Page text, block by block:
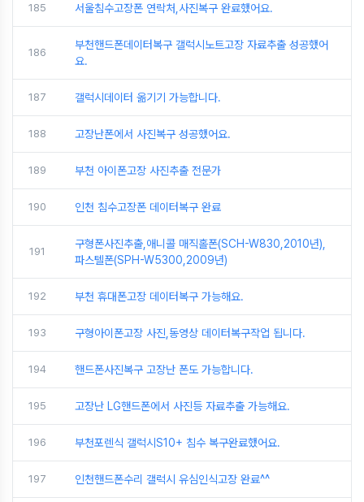
185 서울침수고장폰 연락처,사진복구 완료했어요.
186
부천핸드폰데이터복구 갤럭시노트고장 자료추출 성공했어
요.
187 갤럭시데이터 옮기기 가능합니다.
188 고장난폰에서 사진복구 성공했어요.
189 부천 아이폰고장 사진추출 전문가
190 인천 침수고장폰 데이터복구 완료
191
구형폰사진추출,애니콜 매직홀폰(SCH-W830,2010년),
파스텔폰(SPH-W5300,2009년)
192 부천 휴대폰고장 데이터복구 가능해요.
193 구형아이폰고장 사진,동영상 데이터복구작업 됩니다.
194 핸드폰사진복구 고장난 폰도 가능합니다.
195 고장난 LG핸드폰에서 사진등 자료추출 가능해요.
196 부천포렌식 갤럭시S10+ 침수 복구완료했어요.
197 인천핸드폰수리 갤럭시 유심인식고장 완료^^